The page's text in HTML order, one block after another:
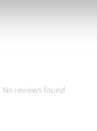
No reviews found